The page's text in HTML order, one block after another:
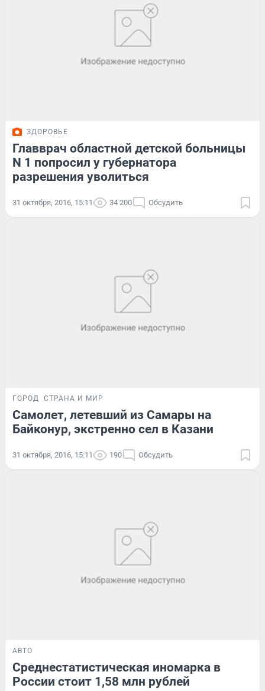
ЗДОРОВЬЕ
Главврач областной детской больницы
N 1 попросил у губернатора
разрешения уволиться
31 октября, 2016, 15:11 34 200 Обсудить
ГОРОД СТРАНА И МИР
Самолет, летевший из Самары на
Байконур, экстренно сел в Казани
31 октября, 2016, 15:11 190 Обсудить
АВТО
Среднестатистическая иномарка в
России стоит 1,58 млн рублей